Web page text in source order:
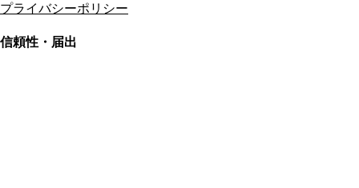
プライバシーポリシー
信頼性・届出